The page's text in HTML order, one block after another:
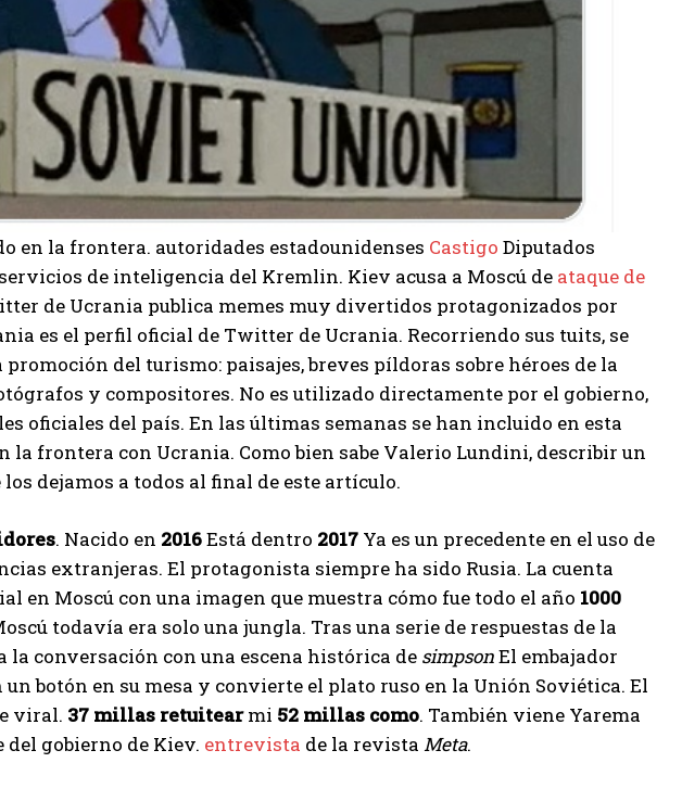
en la frontera. autoridades estadounidenses Castigo Diputados
de inteligencia del Kremlin. Kiev acusa a Moscú de ataque de
de Ucrania publica memes muy divertidos protagonizados por
es el perfil oficial de Twitter de Ucrania. Recorriendo sus tuits, se
promoción del turismo: paisajes, breves píldoras sobre héroes de la
y compositores. No es utilizado directamente por el gobierno,
oficiales del país. En las últimas semanas se han incluido en esta
la frontera con Ucrania. Como bien sabe Valerio Lundini, describir un
dejamos a todos al final de este artículo.
. Nacido en 2016Está dentro 2017 Ya es un precedente en el uso de
extranjeras. El protagonista siempre ha sido Rusia. La cuenta
en Moscú con una imagen que muestra cómo fue todo el año 1000
todavía era solo una jungla. Tras una serie de respuestas de la
conversación con una escena histórica de simpsonEl embajador
botón en su mesa y convierte el plato ruso en la Unión Soviética. El
viral. 37 millas retuitearmi 52 millas como. También viene Yarema
gobierno de Kiev. entrevista de la revista Meta.